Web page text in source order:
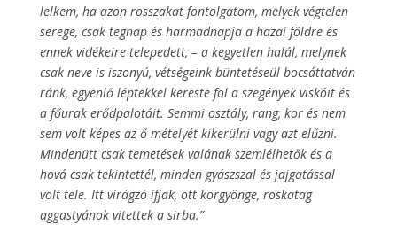
lelkem, ha azon rosszakat fontolgatom, melyek végtelen
serege, csak tegnap és harmadnapja a hazai földre és
ennek vidékeire telepedett, – a kegyetlen halál, melynek
csak neve is iszonyú, vétségeink büntetéseül bocsáttatván
ránk, egyenlő léptekkel kereste föl a szegények viskóit és
a főurak erődpalotáit. Semmi osztály, rang, kor és nem
sem volt képes az ő mételyét kikerülni vagy azt elűzni.
Mindenütt csak temetések valának szemlélhetők és a
hová csak tekintettél, minden gyászszal és jajgatással
volt tele. Itt virágzó ifjak, ott korgyönge, roskatag
aggastyánok vitettek a sirba.”